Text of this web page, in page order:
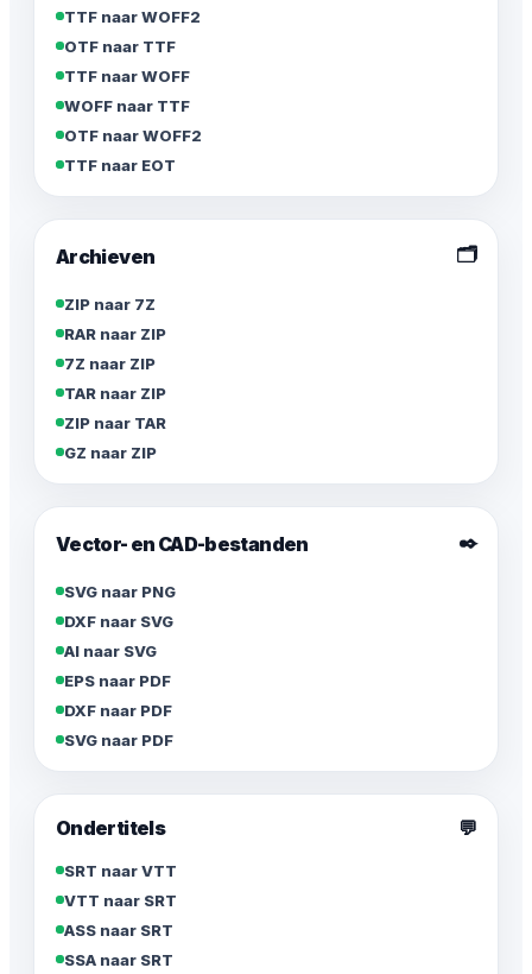
TTF naar WOFF2
OTF naar TTF
TTF naar WOFF
WOFF naar TTF
OTF naar WOFF2
TTF naar EOT
Archieven 🗂️
ZIP naar 7Z
RAR naar ZIP
7Z naar ZIP
TAR naar ZIP
ZIP naar TAR
GZ naar ZIP
Vector- en CAD-bestanden ✒️
SVG naar PNG
DXF naar SVG
AI naar SVG
EPS naar PDF
DXF naar PDF
SVG naar PDF
Ondertitels 💬
SRT naar VTT
VTT naar SRT
ASS naar SRT
SSA naar SRT